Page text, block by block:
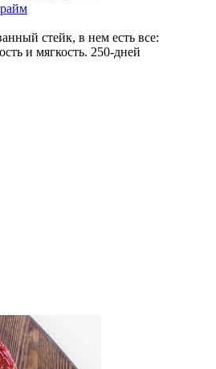
стейк, в нем есть все:
и мягкость. 250-дней